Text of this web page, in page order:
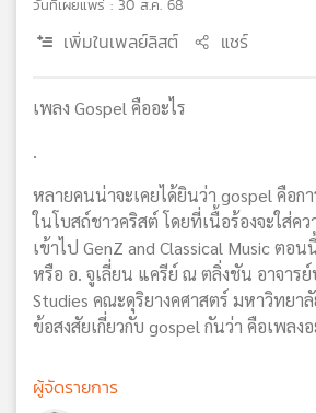
เครือ
วันที่เผยแพร่ : 30 ส.ค. 68
เพิ่มในเพลย์ลิสต์ แชร์
เพลง Gospel คืออะไร
.
หลายคนน่าจะเคยได้ยินว่า gospel คือก
ในโบสถ์ชาวคริสต์ โดยที่เนื้อร้องจะใส่ค
เข้าไป GenZ and Classical Music ตอน
หรือ อ. จูเลี่ยน แครีย์ ณ ตลิ่งชัน อาจารย์
Studies คณะดุริยางคศาสตร์ มหาวิทยา
ข้อสงสัยเกี่ยวกับ gospel กันว่า คือเพลง
ผู้จัดรายการ